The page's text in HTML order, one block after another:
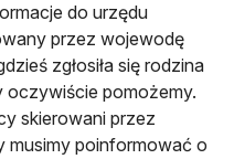
do urzędu
przez wojewodę
zgłosiła się rodzina
oczywiście pomożemy.
skierowani przez
musimy poinformować o